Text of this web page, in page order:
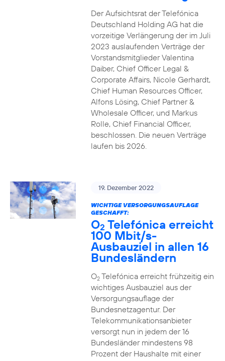
Der Aufsichtsrat der Telefónica
Deutschland Holding AG hat die
vorzeitige Verlängerung der im Juli
2023 auslaufenden Verträge der
Vorstandsmitglieder Valentina
Daiber, Chief Officer Legal &
Corporate Affairs, Nicole Gerhardt,
Chief Human Resources Officer,
Alfons Lösing, Chief Partner &
Wholesale Officer, und Markus
Rolle, Chief Financial Officer,
beschlossen. Die neuen Verträge
laufen bis 2026.
19. Dezember 2022
WICHTIGE VERSORGUNGSAUFLAGE
GESCHAFFT:
O2 Telefónica erreicht
100 Mbit/s-
Ausbauziel in allen 16
Bundesländern
O2Telefónica erreicht frühzeitig ein
wichtiges Ausbauziel aus der
Versorgungsauflage der
Bundesnetzagentur. Der
Telekommunikationsanbieter
versorgt nun in jedem der 16
Bundesländer mindestens 98
Prozent der Haushalte mit einer